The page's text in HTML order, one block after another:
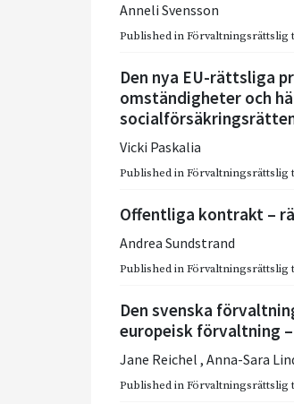
Anneli Svensson
Published inFörvaltningsrättslig
Den nya EU-rättsliga
omständigheter och
Vicki Paskalia
Published inFörvaltningsrättslig
Offentliga kontrakt –
Andrea Sundstrand
Published inFörvaltningsrättslig
Den svenska
europeisk förvaltning
Jane Reichel , Anna-Sara
Published inFörvaltningsrättslig